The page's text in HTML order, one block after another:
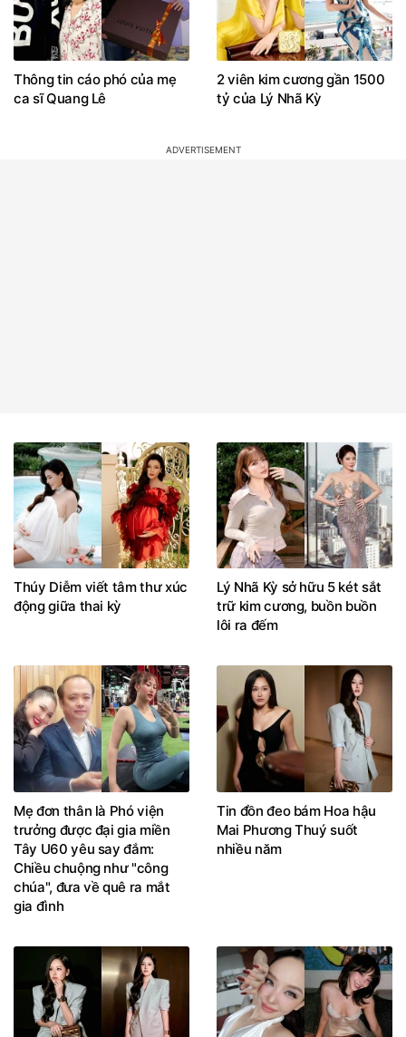
Thông tin cáo phó của mẹ
ca sĩ Quang Lê
2 viên kim cương gần 1500
tỷ của Lý Nhã Kỳ
Thúy Diễm viết tâm thư xúc
động giữa thai kỳ
Lý Nhã Kỳ sở hữu 5 két sắt
trữ kim cương, buồn buồn
lôi ra đếm
Mẹ đơn thân là Phó viện
trưởng được đại gia miền
Tây U60 yêu say đắm:
Chiều chuộng như "công
chúa", đưa về quê ra mắt
gia đình
Tin đồn đeo bám Hoa hậu
Mai Phương Thuý suốt
nhiều năm